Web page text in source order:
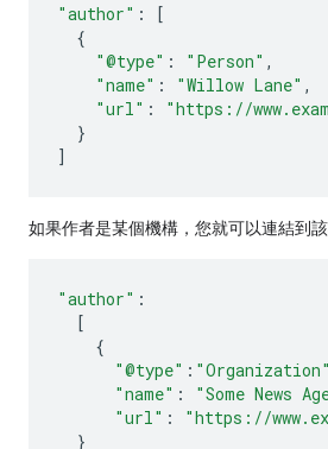
"author" :
[
{
"@type" : "Person" ,
"name" : "Willow Lane" ,
"url" :
"https://
}
]
如果作者是某個機構，您就可以連結到該
"author" :
[
{
"@type" : "Organization"
"name" : "Some News
"url" :
"https://
}